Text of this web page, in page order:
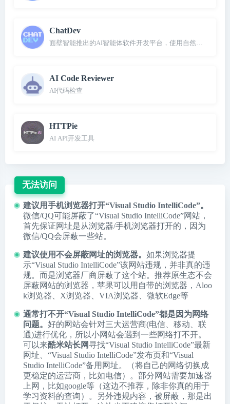
ChatDev
面壁智能推出的AI智能体软件开发平台，使用自然语言即可
AI Code Reviewer
AI代码检查
HTTPie
AI API开发工具
无法访问
建议用手机浏览器打开“Visual Studio IntelliCode”。
微信/QQ可能屏蔽了“Visual Studio IntelliCode”网站，
首先保证网址是从浏览器/手机浏览器打开的，因为
微信/QQ会屏蔽一些站。
建议使用不会屏蔽网址的浏览器。 如果浏览器提
示“Visual Studio IntelliCode”该网站违规，并非真的违
规。而是浏览器厂商屏蔽了这个站。推荐原生态不会
屏蔽网站的浏览器，苹果可以用自带的浏览器， Aloo
k浏览器
X浏览器 VIA浏览器 微软Edge等
通常打不开“Visual Studio IntelliCode”都是因为网络
问题。 好的网站会针对三大运营商(电信、移动、联
通)进行优化，所以小网站会遇到一些网络打不开。
可以来酷米站长网寻找“Visual Studio IntelliCode”最新
网址、“Visual Studio IntelliCode”发布页和“Visual
Studio IntelliCode”备用网址。（将自己的网络切换成
更稳定的运营商，比如电信）。部分网站需要加速器
上网，比如google等（这边不推荐，除非你真的用于
学习资料的查询）。另外违规内容，被屏蔽，那是出